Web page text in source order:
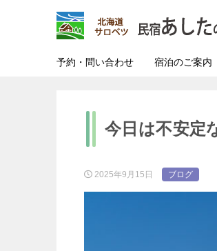
予約・問い合わせ 宿泊のご案内
今日は不安定
2025年9月15日 ブログ